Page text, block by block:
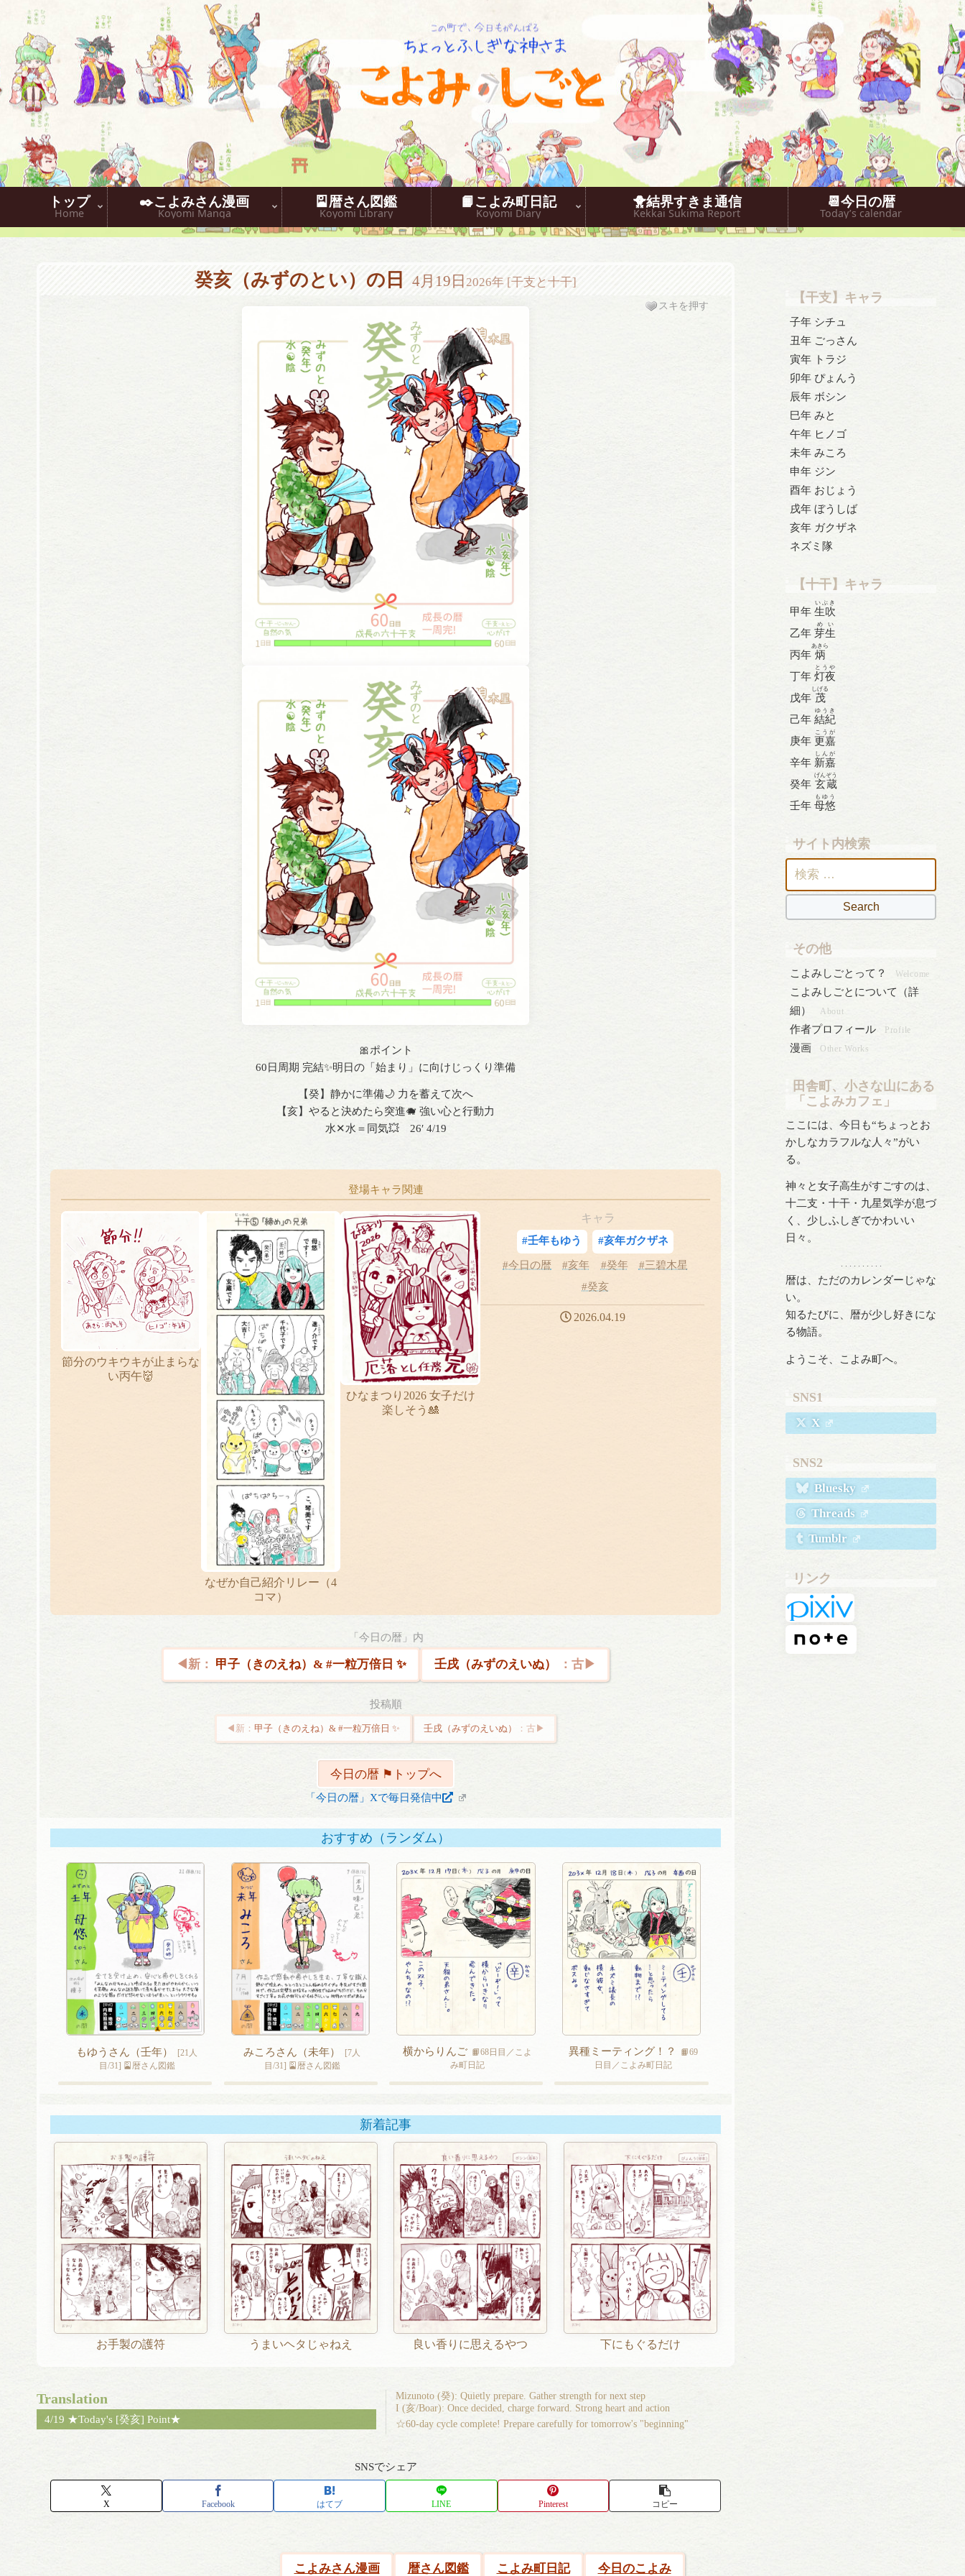
こよみしごと〔和原ハト〕
トップ
Home
✒️こよみさん漫画
Koyomi Manga
🎴暦さん図鑑
Koyomi Library
📙こよみ町日記
Koyomi Diary
🐥結界すきま通信
Kekkai Sukima Report
📆今日の暦
Today’s calendar
癸亥（みずのとい）の日 4月19日 2026年 [干支と十干]
スキを押す
🎀ポイント
60日周期 完結✨明日の「始まり」に向けじっくり準備
【癸】静かに準備🌙 力を蓄えて次へ
【亥】やると決めたら突進🐗 強い心と行動力
水✕水＝同気💥 26′ 4/19
登場キャラ関連
節分のウキウキが止まらな
い丙午👹
なぜか自己紹介リレー（4
コマ）
ひなまつり2026 女子だけ
楽しそう🎎
キャラ
#壬年もゆう #亥年ガクザネ
#今日の暦 #亥年 #癸年
#三碧木星
#癸亥
2026.04.19
「今日の暦」内
甲子（きのえね）& #一粒万倍日 ✨ 壬戌（みずのえいぬ）
投稿順
ゲ
ー
シ
ョ
ン
壬戌（みずのえいぬ）
甲子（きのえね）& #一粒万倍日 ✨
今日の暦 ⚑トップへ
「今日の暦」Xで毎日発信中
おすすめ（ランダム）
もゆうさん（壬年）
[21人
目/31] 🎴暦さん図鑑
みころさん（未年）
[7人
目/31] 🎴暦さん図鑑
横からりんご 📙68日目／こよ
み町日記
異種ミーティング！？
📙69
日目／こよみ町日記
新着記事
お手製の護符 うまいヘタじゃねえ 良い香りに思えるやつ 下にもぐるだけ
Translation
4/19 ★Today's [癸亥] Point★
Mizunoto (癸): Quietly prepare. Gather strength for next step
I (亥/Boar): Once decided, charge forward. Strong heart and action
☆60-day cycle complete! Prepare carefully for tomorrow's "beginning"
SNSでシェア
X Facebook はてブ LINE Pinterest コピー
【干支】キャラ
子年 シチュ
丑年 ごっさん
寅年 トラジ
卯年 ぴょんう
辰年 ボシン
巳年 みと
午年 ヒノゴ
未年 みころ
申年 ジン
酉年 おじょう
戌年 ぼうしば
亥年 ガクザネ
ネズミ隊
【十干】キャラ
甲年 生吹
いぶき
乙年 芽生
めい
丙年 炳
あきら
丁年 灯夜
とうや
戊年 茂
しげる
己年 結紀
ゆうき
庚年 更嘉
こうが
辛年 新嘉
しんが
癸年 玄蔵
げんぞう
壬年 母悠
もゆう
サイト内検索
索:
その他
こよみしごとって？ Welcome
こよみしごとについて（詳
細）
About
作者プロフィール Profile
漫画 Other Works
田舎町、小さな山にある
「こよみカフェ」
ここには、今日も“ちょっとお
かしなカラフルな人々”がい
る。
神々と女子高生がすごすのは、
十二支・十干・九星気学が息づ
く、少しふしぎでかわいい
日々。
. . . . . . . . . .
暦は、ただのカレンダーじゃな
い。
知るたびに、暦が少し好きにな
る物語。
ようこそ、こよみ町へ。
SNS1
X
SNS2
Bluesky
Threads
Tumblr
リンク
こよみさん漫画 暦さん図鑑 こよみ町日記 今日のこよみ